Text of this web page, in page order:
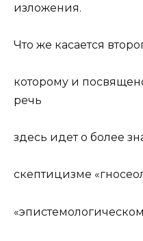
изложения.
Что же касается
которому и
речь
здесь идет о более
скептицизме